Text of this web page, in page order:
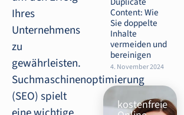
Ihres
Unternehmens
zu
gewährleisten.
Suchmaschinenoptimierung
(SEO) spielt
Content: Wie
Sie doppelte
Inhalte
vermeiden und
bereinigen
4. November 2024
kostenfreie